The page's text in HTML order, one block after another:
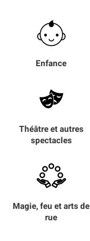
Enfance
Théâtre et autres
spectacles
Magie, feu et arts de
rue